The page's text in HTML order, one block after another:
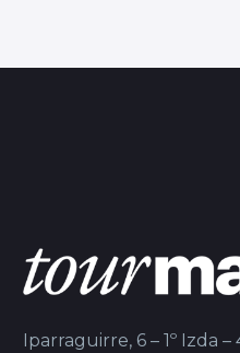
Iparraguirre, 6 – 1º Izda